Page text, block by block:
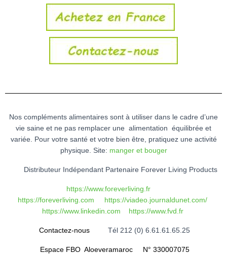
Nos compléments alimentaires sont à utiliser dans le cadre d’une
vie saine et ne pas remplacer une alimentation équilibrée et
variée. Pour votre santé et votre bien être, pratiquez une activité
physique. Site: manger et bouger
Distributeur Indépendant Partenaire Forever Living Products
https://www.foreverliving.fr
https://foreverliving.com
https://viadeo.journaldunet.com/
https://www.linkedin.com
https://www.fvd.fr
Contactez-nous Tél 212 (0) 6.61.61.65.25
Espace FBO Aloeveramaroc N° 330007075